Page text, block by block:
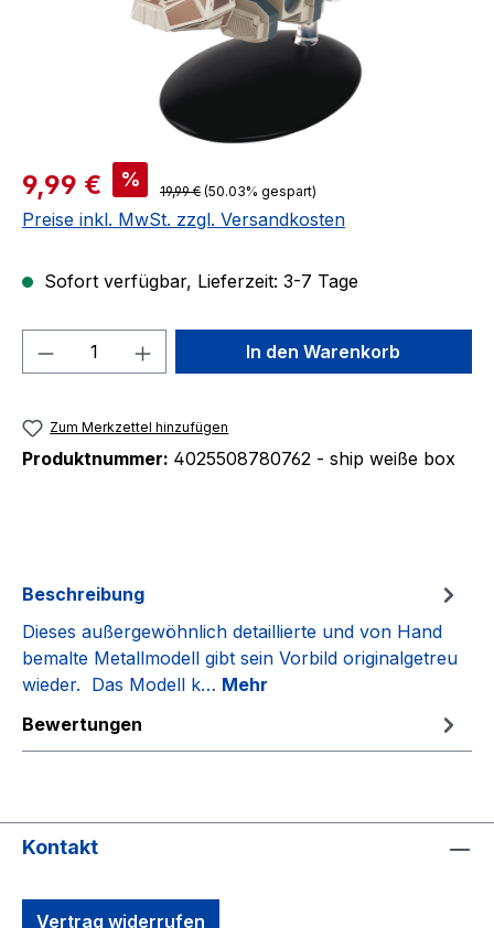
Verkaufspreis:
9,99 € % Regulärer Preis:
19,99 € (50.03% gespart)
Preise inkl. MwSt. zzgl. Versandkosten
Sofort verfügbar, Lieferzeit: 3-7 Tage
Produkt Anzahl: Gib denIn den Warenkorb
Zum Merkzettel hinzufügen
Produktnummer: 4025508780762 - ship weiße box
Beschreibung
Dieses außergewöhnlich detaillierte und von Hand
bemalte Metallmodell gibt sein Vorbild originalgetreu
wieder. Das Modell k… Mehr
Bewertungen
Kontakt
Vertrag widerrufen